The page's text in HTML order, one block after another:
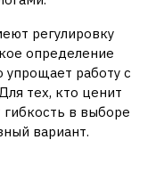
регулировку
определение
упрощает работу с
тех, кто ценит
гибкость в выборе
вариант.